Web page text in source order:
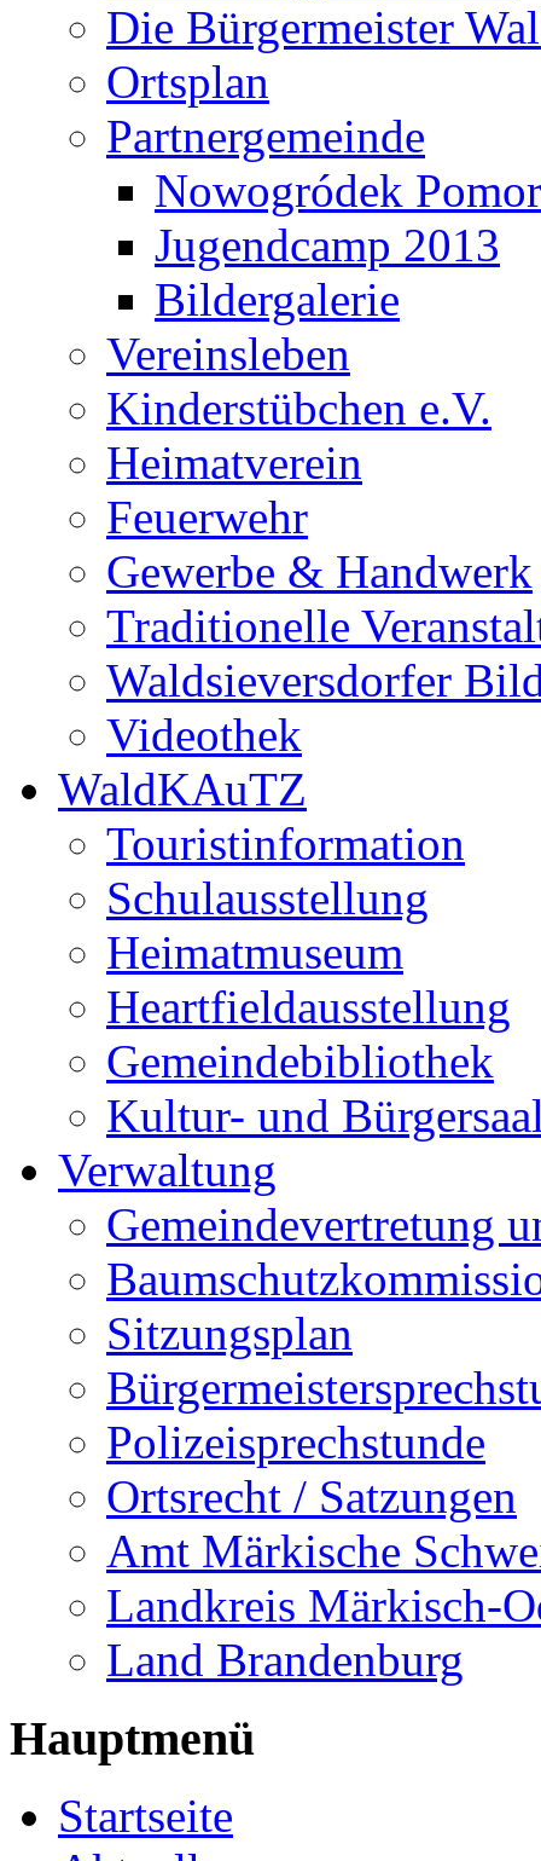
Die Bürgermeister
Ortsplan
Partnergemeinde
Nowogródek
Jugendcamp 2013
Bildergalerie
Vereinsleben
Kinderstübchen e.V.
Heimatverein
Feuerwehr
Gewerbe & Handwerk
Traditionelle
Waldsieversdorfer
Videothek
WaldKAuTZ
Touristinformation
Schulausstellung
Heimatmuseum
Heartfieldausstellung
Gemeindebibliothek
Kultur- und
Verwaltung
Gemeindevertretung
Sitzungsplan
Polizeisprechstunde
Ortsrecht / Satzungen
Amt Märkische
Landkreis Märkisch-
Land Brandenburg
Hauptmenü
Startseite